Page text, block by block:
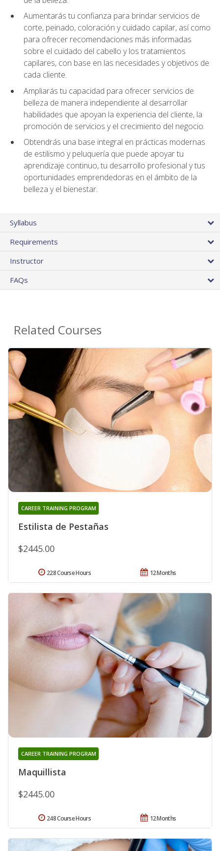
Aumentarás tu confianza para brindar servicios de
corte, peinado, coloración y cuidado capilar, así como
para ofrecer recomendaciones más informadas
sobre el cuidado del cabello y los tratamientos
capilares, con base en las necesidades y objetivos de
cada cliente.
Ampliarás tu capacidad para ofrecer servicios de
belleza de manera independiente al desarrollar
habilidades que apoyan la experiencia del cliente, la
promoción de servicios y el crecimiento del negocio.
Obtendrás una base integral en prácticas modernas
de estilismo y peluquería que puede apoyar tu
aprendizaje continuo, tu desarrollo profesional y tus
oportunidades emprendedoras en el ámbito de la
belleza y el bienestar.
Syllabus
Requirements
Instructor
FAQs
Related Courses
Estilista de Pestañas
CAREER TRAINING PROGRAM
$2445.00
12 Months
228 Course Hours
Maquillista
CAREER TRAINING PROGRAM
$2445.00
12 Months
248 Course Hours